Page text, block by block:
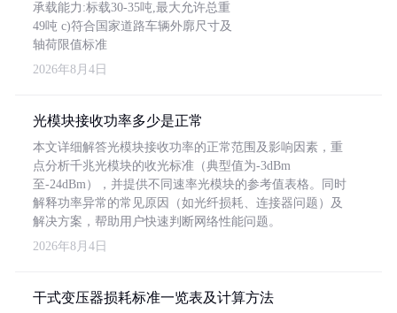
承载能力:标载30-35吨,最大允许总重
49吨 c)符合国家道路车辆外廓尺寸及
轴荷限值标准
2026年8月4日
光模块接收功率多少是正常
本文详细解答光模块接收功率的正常范围及影响因素，重
点分析千兆光模块的收光标准（典型值为-3dBm
至-24dBm），并提供不同速率光模块的参考值表格。同时
解释功率异常的常见原因（如光纤损耗、连接器问题）及
解决方案，帮助用户快速判断网络性能问题。
2026年8月4日
干式变压器损耗标准一览表及计算方法